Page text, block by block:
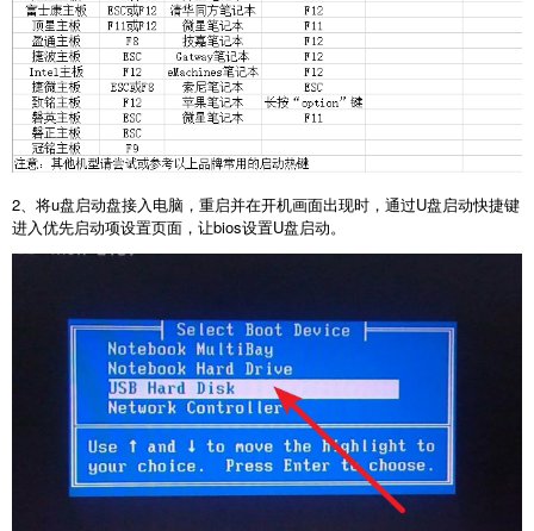
2、将u盘启动盘接入电脑，重启并在开机画面出现时，通过U盘启动快捷键
进入优先启动项设置页面，让bios设置U盘启动。